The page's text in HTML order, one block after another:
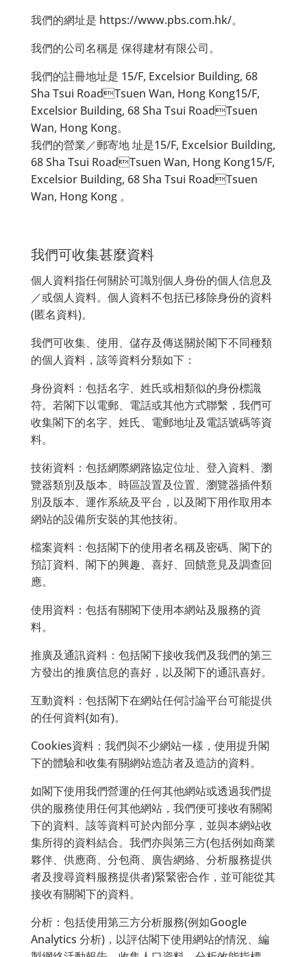
我們的網址是 https://www.pbs.com.hk/。
我們的公司名稱是 保得建材有限公司。
我們的註冊地址是 15/F, Excelsior Building, 68
Sha Tsui RoadTsuen Wan, Hong Kong15/F,
Excelsior Building, 68 Sha Tsui RoadTsuen
Wan, Hong Kong。
我們的營業／郵寄地 址是15/F, Excelsior Building,
68 Sha Tsui RoadTsuen Wan, Hong Kong15/F,
Excelsior Building, 68 Sha Tsui RoadTsuen
Wan, Hong Kong 。
我們可收集甚麼資料
個人資料指任何關於可識別個人身份的個人信息及
／或個人資料。個人資料不包括已移除身份的資料
(匿名資料)。
我們可收集、使用、儲存及傳送關於閣下不同種類
的個人資料，該等資料分類如下：
身份資料：包括名字、姓氏或相類似的身份標識
符。若閣下以電郵、電話或其他方式聯繫，我們可
收集閣下的名字、姓氏、電郵地址及電話號碼等資
料。
技術資料：包括網際網路協定位址、登入資料、瀏
覽器類別及版本、時區設置及位置、瀏覽器插件類
別及版本、運作系統及平台，以及閣下用作取用本
網站的設備所安裝的其他技術。
檔案資料：包括閣下的使用者名稱及密碼、閣下的
預訂資料、閣下的興趣、喜好、回饋意見及調查回
應。
使用資料：包括有關閣下使用本網站及服務的資
料。
推廣及通訊資料：包括閣下接收我們及我們的第三
方發出的推廣信息的喜好，以及閣下的通訊喜好。
互動資料：包括閣下在網站任何討論平台可能提供
的任何資料(如有)。
Cookies資料：我們與不少網站一樣，使用提升閣
下的體驗和收集有關網站造訪者及造訪的資料。
如閣下使用我們營運的任何其他網站或透過我們提
供的服務使用任何其他網站，我們便可接收有關閣
下的資料。該等資料可於內部分享，並與本網站收
集所得的資料結合。我們亦與第三方(包括例如商業
夥伴、供應商、分包商、廣告網絡、分析服務提供
者及搜尋資料服務提供者)緊緊密合作，並可能從其
接收有關閣下的資料。
分析：包括使用第三方分析服務(例如Google
Analytics 分析)，以評估閣下使用網站的情況、編